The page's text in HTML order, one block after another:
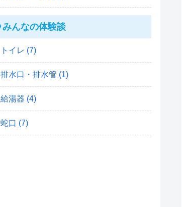
みんなの体験談
トイレ (7)
排水口・排水管 (1)
給湯器 (4)
蛇口 (7)